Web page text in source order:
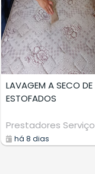
A SECO DE
Serviços